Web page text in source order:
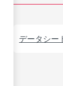
データシー